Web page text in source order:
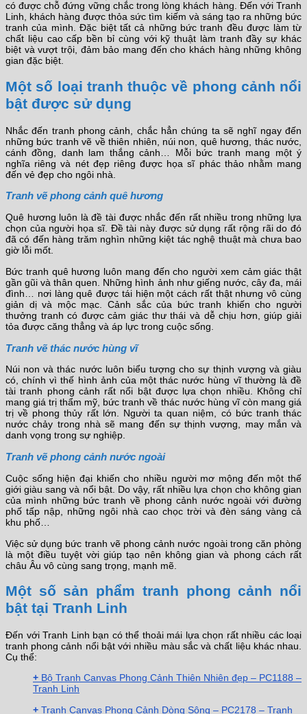
có được chỗ đứng vững chắc trong lòng khách hàng. Đến với Tranh
Linh, khách hàng được thỏa sức tìm kiếm và sáng tạo ra những bức
tranh của mình. Đặc biệt tất cả những bức tranh đều được làm từ
chất liệu cao cấp bền bỉ cùng với kỹ thuật làm tranh đầy sự khác
biệt và vượt trội, đảm bảo mang đến cho khách hàng những không
gian đặc biệt.
Một số loại tranh thuộc về phong cảnh nổi
bật được sử dụng
Nhắc đến tranh phong cảnh, chắc hẳn chúng ta sẽ nghĩ ngay đến
những bức tranh vẽ về thiên nhiên, núi non, quê hương, thác nước,
cánh đồng, danh lam thắng cảnh… Mỗi bức tranh mang một ý
nghĩa riêng và nét đẹp riêng được họa sĩ phác thảo nhằm mang
đến vẻ đẹp cho ngôi nhà.
Tranh vẽ phong cảnh quê hương
Quê hương luôn là đề tài được nhắc đến rất nhiều trong những lựa
chọn của người họa sĩ. Đề tài này được sử dụng rất rộng rãi do đó
đã có đến hàng trăm nghìn những kiệt tác nghệ thuật mà chưa bao
giờ lỗi mốt.
Bức tranh quê hương luôn mang đến cho người xem cảm giác thật
gần gũi và thân quen. Những hình ảnh như giếng nước, cây đa, mái
đình… nơi làng quê được tái hiện một cách rất thật nhưng vô cùng
giản dị và mộc mạc. Cảnh sắc của bức tranh khiến cho người
thưởng tranh có được cảm giác thư thái và dễ chịu hơn, giúp giải
tỏa được căng thẳng và áp lực trong cuộc sống.
Tranh vẽ thác nước hùng vĩ
Núi non và thác nước luôn biểu tượng cho sự thịnh vượng và giàu
có, chính vì thế hình ảnh của một thác nước hùng vĩ thường là đề
tài tranh phong cảnh rất nổi bật được lựa chọn nhiều. Không chỉ
mang giá trị thẩm mỹ, bức tranh về thác nước hùng vĩ còn mang giá
trị về phong thủy rất lớn. Người ta quan niệm, có bức tranh thác
nước chảy trong nhà sẽ mang đến sự thịnh vượng, may mắn và
danh vọng trong sự nghiệp.
Tranh vẽ phong cảnh nước ngoài
Cuộc sống hiện đại khiến cho nhiều người mơ mộng đến một thế
giới giàu sang và nổi bật. Do vậy, rất nhiều lựa chọn cho không gian
của mình những bức tranh về phong cảnh nước ngoài với đường
phố tấp nập, những ngôi nhà cao chọc trời và đèn sáng vàng cả
khu phố…
Việc sử dụng bức tranh vẽ phong cảnh nước ngoài trong căn phòng
là một điều tuyệt vời giúp tạo nên không gian và phong cách rất
châu Âu vô cùng sang trọng, mạnh mẽ.
Một số sản phẩm tranh phong cảnh nổi
bật tại Tranh Linh
Đến với Tranh Linh bạn có thể thoải mái lựa chọn rất nhiều các loại
tranh phong cảnh nổi bật với nhiều màu sắc và chất liệu khác nhau.
Cụ thể:
+ Bộ Tranh Canvas Phong Cảnh Thiên Nhiên đẹp – PC1188 –
Tranh Linh
+ Tranh Canvas Phong Cảnh Dòng Sông – PC2178 – Tranh